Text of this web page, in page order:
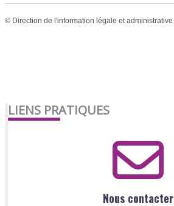
© Direction de l'information légale et administrative
LIENS PRATIQUES
Nous contacter